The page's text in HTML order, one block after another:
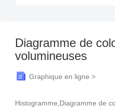
Diagramme de
volumineuses
Graphique en ligne >
Histogramme,Diagramme de